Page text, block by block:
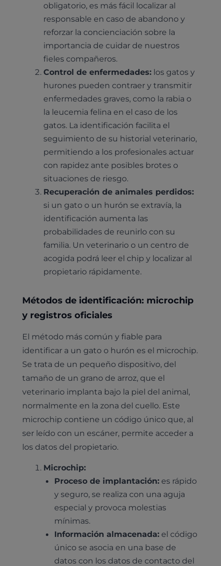
obligatorio, es más fácil localizar al
responsable en caso de abandono y
reforzar la concienciación sobre la
importancia de cuidar de nuestros
fieles compañeros.
Control de enfermedades: los gatos y
hurones pueden contraer y transmitir
enfermedades graves, como la rabia o
la leucemia felina en el caso de los
gatos. La identificación facilita el
seguimiento de su historial veterinario,
permitiendo a los profesionales actuar
con rapidez ante posibles brotes o
situaciones de riesgo.
Recuperación de animales perdidos:
si un gato o un hurón se extravía, la
identificación aumenta las
probabilidades de reunirlo con su
familia. Un veterinario o un centro de
acogida podrá leer el chip y localizar al
propietario rápidamente.
Métodos de identificación: microchip
y registros oficiales
El método más común y fiable para
identificar a un gato o hurón es el microchip.
Se trata de un pequeño dispositivo, del
tamaño de un grano de arroz, que el
veterinario implanta bajo la piel del animal,
normalmente en la zona del cuello. Este
microchip contiene un código único que, al
ser leído con un escáner, permite acceder a
los datos del propietario.
Microchip:
Proceso de implantación: es rápido
y seguro, se realiza con una aguja
especial y provoca molestias
mínimas.
Información almacenada: el código
único se asocia en una base de
datos con los datos de contacto del